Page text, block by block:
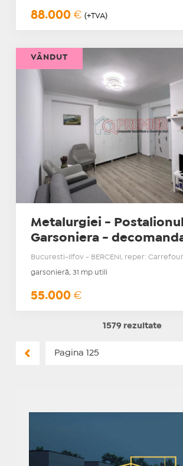
88.000 € (+TVA)
Metalurgiei -
Garsoniera -
Bucuresti-Ilfov - BERCENI, reper:
garsonieră, 31 mp utili
55.000 €
VÂNDUT
1579 rezultate